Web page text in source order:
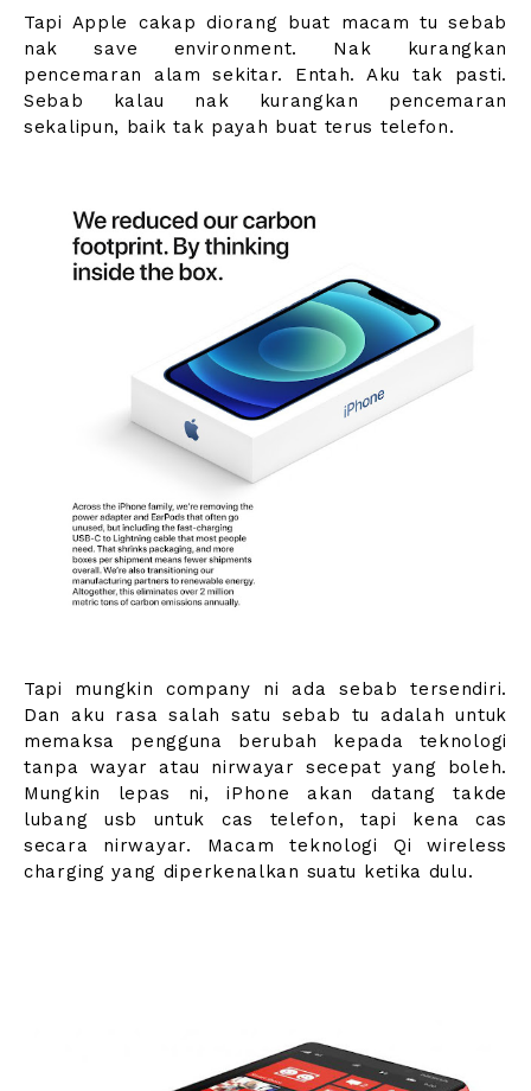
Tapi Apple cakap diorang buat macam tu sebab
nak save environment. Nak kurangkan
pencemaran alam sekitar. Entah. Aku tak pasti.
Sebab kalau nak kurangkan pencemaran
sekalipun, baik tak payah buat terus telefon.
Tapi mungkin company ni ada sebab tersendiri.
Dan aku rasa salah satu sebab tu adalah untuk
memaksa pengguna berubah kepada teknologi
tanpa wayar atau nirwayar secepat yang boleh.
Mungkin lepas ni, iPhone akan datang takde
lubang usb untuk cas telefon, tapi kena cas
secara nirwayar. Macam teknologi Qi wireless
charging yang diperkenalkan suatu ketika dulu.